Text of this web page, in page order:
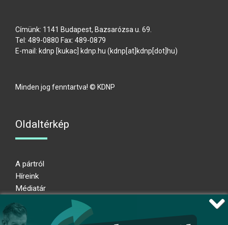
Címünk: 1141 Budapest, Bazsarózsa u. 69.
Tel: 489-0880 Fax: 489-0879
E-mail: kdnp [kukac] kdnp.hu (kdnp[at]kdnp[dot]hu)
Minden jog fenntartva! © KDNP
Oldaltérkép
A pártról
Híreink
Médiatár
Adatkezelési nyilatkozat